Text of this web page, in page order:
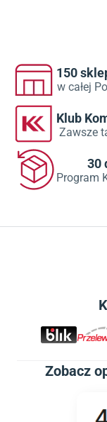
150
w całej
Klub
Zawsze
30
Program
Zobacz